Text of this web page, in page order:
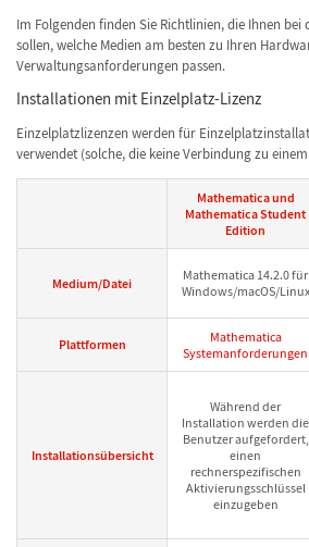
Im Folgenden finden Sie Richtlinien, die Ihnen bei
sollen, welche Medien am besten zu Ihren
Verwaltungsanforderungen passen.
Installationen mit Einzelplatz-Lizenz
Einzelplatzlizenzen werden für
verwendet (solche, die keine Verbindung zu
Mathematica und
Mathematica Student
Edition
Medium/Datei
Mathematica 14.2.0 für
Windows/macOS/Linux
Plattformen
Mathematica
Systemanforderungen
Installationsübersicht
Während der
Installation werden die
Benutzer aufgefordert,
einen
rechnerspezifischen
Aktivierungsschlüssel
einzugeben